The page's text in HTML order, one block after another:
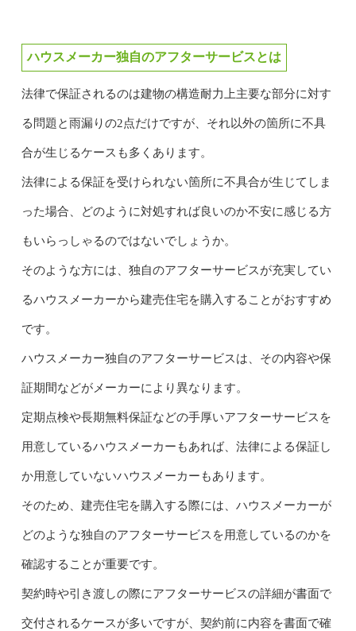
ハウスメーカー独自のアフターサービスとは
法律で保証されるのは建物の構造耐力上主要な部分に対す
る問題と雨漏りの2点だけですが、それ以外の箇所に不具
合が生じるケースも多くあります。
法律による保証を受けられない箇所に不具合が生じてしま
った場合、どのように対処すれば良いのか不安に感じる方
もいらっしゃるのではないでしょうか。
そのような方には、独自のアフターサービスが充実してい
るハウスメーカーから建売住宅を購入することがおすすめ
です。
ハウスメーカー独自のアフターサービスは、その内容や保
証期間などがメーカーにより異なります。
定期点検や長期無料保証などの手厚いアフターサービスを
用意しているハウスメーカーもあれば、法律による保証し
か用意していないハウスメーカーもあります。
そのため、建売住宅を購入する際には、ハウスメーカーが
どのような独自のアフターサービスを用意しているのかを
確認することが重要です。
契約時や引き渡しの際にアフターサービスの詳細が書面で
交付されるケースが多いですが、契約前に内容を書面で確